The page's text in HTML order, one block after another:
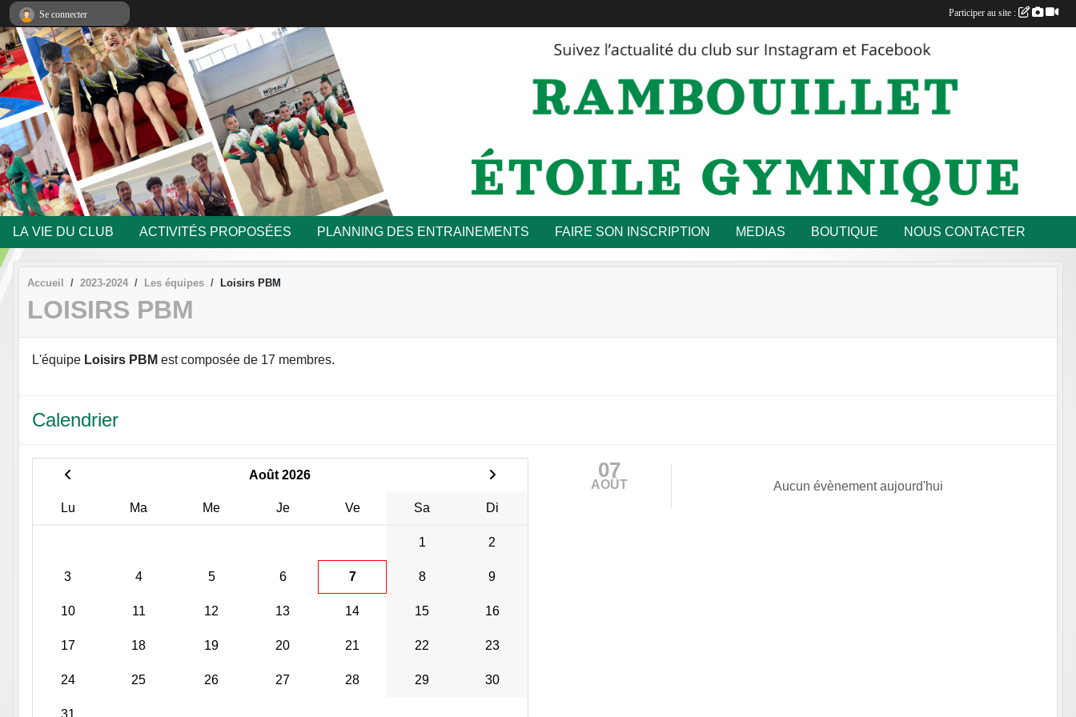
LA VIE DU CLUB ACTIVITÉS PROPOSÉES PLANNING DES ENTRAINEMENTS FAIRE SON INSCRIPTION MEDIAS BOUTIQUE NOUS CONTACTER
Accueil 2023-2024 Les équipes Loisirs PBM
LOISIRS PBM
L'équipe Loisirs PBM est composée de 17 membres.
Calendrier
Août 2026
Lu Ma Me Je Ve Sa Di
1 2
3 4 5 6 7 8 9
10 11 12 13 14 15 16
17 18 19 20 21 22 23
24 25 26 27 28 29 30
07
AOÛT Aucun évènement aujourd'hui
Se connecter Participer au site :
Panneau de gestion des cookies